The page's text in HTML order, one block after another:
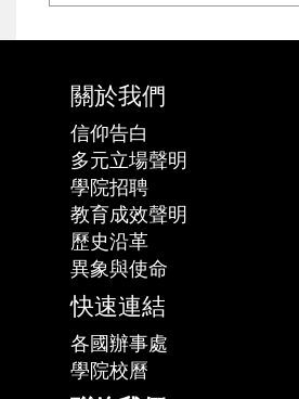
關於我們
信仰告白
多元立場聲明
學院招聘
教育成效聲明
歷史沿革
異象與使命
快速連結
各國辦事處
學院校曆